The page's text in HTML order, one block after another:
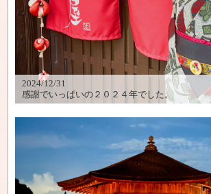
2024/12/31
感謝でいっぱいの２０２４年でした。